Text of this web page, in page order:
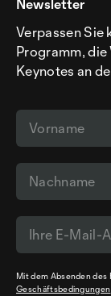
Newsletter
Verpassen Sie
Programm,
Keynotes an
Mit dem Absenden
Geschäftsbedingungen